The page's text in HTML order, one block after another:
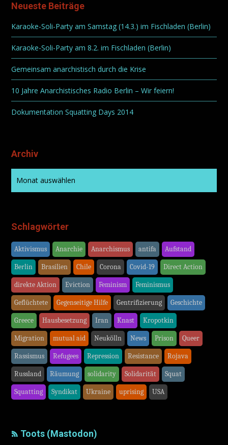
Neueste Beiträge
Karaoke-Soli-Party am Samstag (14.3.) im Fischladen (Berlin)
Karaoke-Soli-Party am 8.2. im Fischladen (Berlin)
Gemeinsam anarchistisch durch die Krise
10 Jahre Anarchistisches Radio Berlin – Wir feiern!
Dokumentation Squatting Days 2014
Archiv
Schlagwörter
Aktivismus Anarchie Anarchismus antifa Aufstand
Berlin Brasilien Chile Corona Covid-19 Direct Action
direkte Aktion Eviction Feminism Feminismus
Geflüchtete Gegenseitige Hilfe Gentrifizierung Geschichte
Greece Hausbesetzung Iran Knast Kropotkin
Migration mutual aid Neukölln News Prison Queer
Rassismus Refugees Repression Resistance Rojava
Russland Räumung solidarity Solidarität Squat
Squatting Syndikat Ukraine uprising USA
Toots (Mastodon)